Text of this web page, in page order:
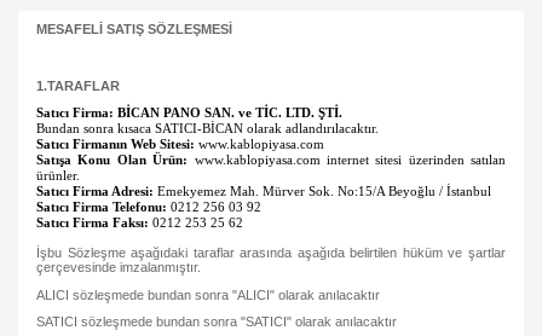
MESAFELİ SATIŞ SÖZLEŞMESİ
1.TARAFLAR
Satıcı Firma: BİCAN PANO SAN. ve TİC. LTD. ŞTİ.
Bundan sonra kısaca SATICI-BİCAN olarak adlandırılacaktır.
Satıcı Firmanın Web Sitesi: www.kablopiyasa.com
Satışa Konu Olan Ürün:
www.kablopiyasa.com internet sitesi üzerinden satılan
ürünler.
Satıcı Firma Adresi: Emekyemez Mah. Mürver Sok. No:15/A Beyoğlu / İstanbul
Satıcı Firma Telefonu: 0212 256 03 92
Satıcı Firma Faksı: 0212 253 25 62
İşbu Sözleşme aşağıdaki taraflar arasında aşağıda belirtilen hüküm ve şartlar
çerçevesinde imzalanmıştır.
ALICI sözleşmede bundan sonra "ALICI" olarak anılacaktır
SATICI sözleşmede bundan sonra "SATICI" olarak anılacaktır